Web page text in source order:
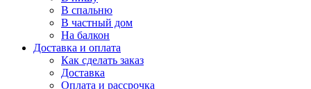
В спальню
В частный дом
На балкон
Доставка и оплата
Как сделать заказ
Доставка
Оплата и рассрочка